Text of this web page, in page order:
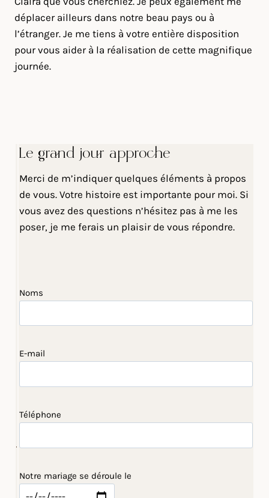
déplacer ailleurs dans notre beau pays ou à
l’étranger. Je me tiens à votre entière disposition
pour vous aider à la réalisation de cette magnifique
journée.
Le grand jour approche
Merci de m’indiquer quelques éléments à propos
de vous. Votre histoire est importante pour moi. Si
vous avez des questions n’hésitez pas à me les
poser, je me ferais un plaisir de vous répondre.
Noms
E-mail
Téléphone
Notre mariage se déroule le